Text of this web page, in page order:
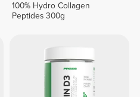
100% Hydro Collagen
Peptides 300g